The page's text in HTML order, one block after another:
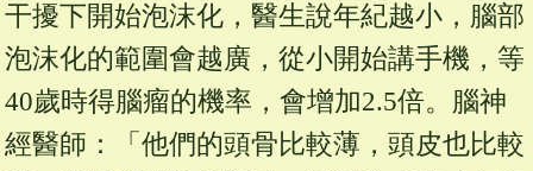
干擾下開始泡沫化，醫生說年紀越小，腦部
泡沫化的範圍會越廣，從小開始講手機，等
40歲時得腦瘤的機率，會增加2.5倍。腦神
經醫師：「他們的頭骨比較薄，頭皮也比較